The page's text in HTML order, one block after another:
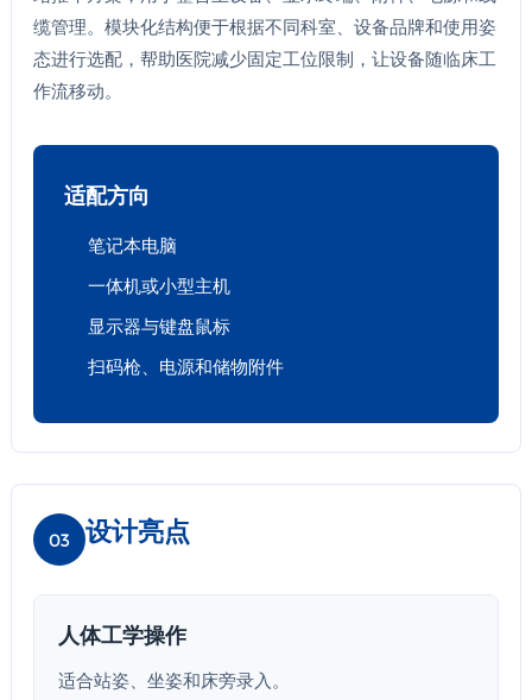
缆管理。模块化结构便于根据不同科室、设备品牌和使用姿
态进行选配，帮助医院减少固定工位限制，让设备随临床工
作流移动。
适配方向
笔记本电脑
一体机或小型主机
显示器与键盘鼠标
扫码枪、电源和储物附件
03 设计亮点
人体工学操作
适合站姿、坐姿和床旁录入。